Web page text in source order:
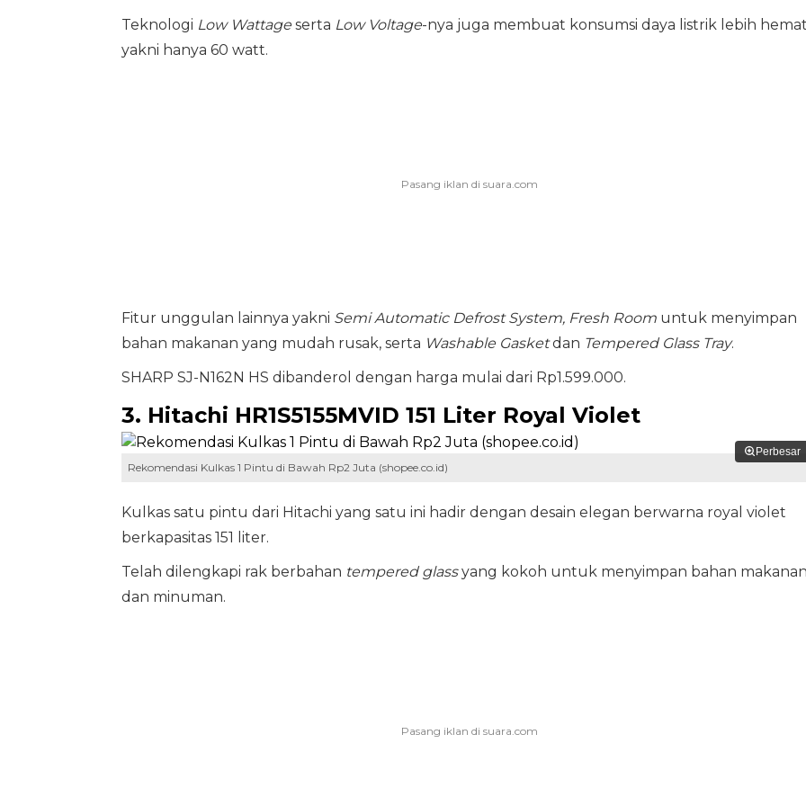
Teknologi Low Wattageserta Low Voltage-nya juga membuat konsumsi daya listrik lebih
yakni hanya 60 watt.
Fitur unggulan lainnya yakni Semi Automatic Defrost System, Fresh Roomuntuk menyimpan
bahan makanan yang mudah rusak, serta Washable Gasketdan Tempered Glass Tray.
SHARP SJ-N162N HS dibanderol dengan harga mulai dari Rp1.599.000.
3. Hitachi HR1S5155MVID 151 Liter Royal Violet
Perbesar
Rekomendasi Kulkas 1 Pintu di Bawah Rp2 Juta (shopee.co.id)
Kulkas satu pintu dari Hitachi yang satu ini hadir dengan desain elegan berwarna royal violet
berkapasitas 151 liter.
Telah dilengkapi rak berbahan tempered glassyang kokoh untuk menyimpan bahan
dan minuman.